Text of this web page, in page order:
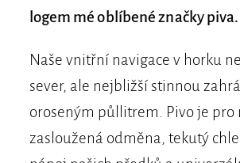
logem mé oblíbené značky piva.
Naše vnitřní navigace v horku
sever, ale nejbližší stinnou
oroseným půllitrem. Pivo je pro
zasloužená odměna, tekutý